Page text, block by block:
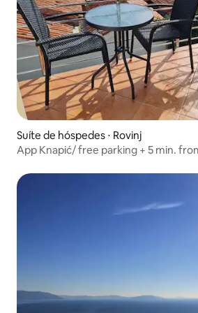
Suíte de hóspedes ⋅ Rovinj
App Knapić/ free parking + 5 min.